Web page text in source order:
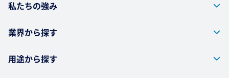
私たちの強み
業界から探す
用途から探す